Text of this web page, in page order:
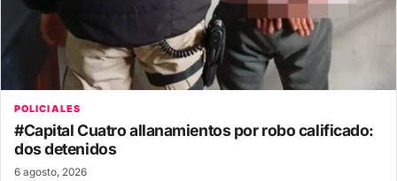
POLICIALES
#Capital Cuatro allanamientos por robo calificado:
dos detenidos
6 agosto, 2026